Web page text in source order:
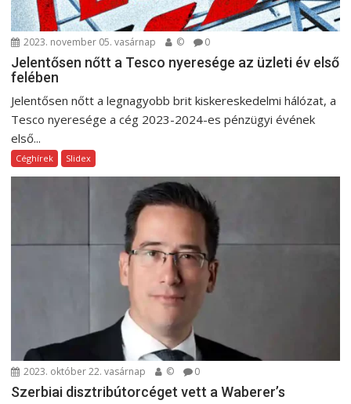
2023. november 05. vasárnap © 0
Jelentősen nőtt a Tesco nyeresége az üzleti év első
felében
Jelentősen nőtt a legnagyobb brit kiskereskedelmi hálózat, a
Tesco nyeresége a cég 2023-2024-es pénzügyi évének
első...
Céghírek Slidex
2023. október 22. vasárnap © 0
Szerbiai disztribútorcéget vett a Waberer’s